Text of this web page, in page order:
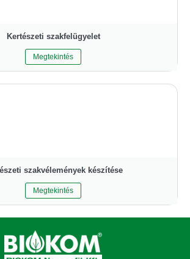
Kertészeti szakfelügyelet
Megtekintés
szakvélemények készítése
Megtekintés